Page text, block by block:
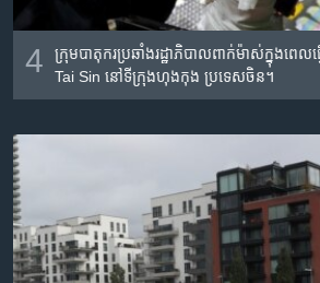
4
ក្រុម​បាតុករ​ប្រឆាំង​រដ្ឋាភិបាល​ពាក់​ម៉ាស់​ក្នុង​ពេល​
Tai Sin នៅ​ទីក្រុង​ហុងកុង ប្រទេស​ចិន។